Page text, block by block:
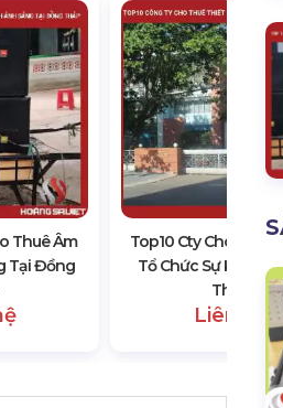
Thuê Âm
Tại Đồng
Top10 Cty Cho Thuê
Tổ Chức Sự Kiện
Tháp
Liên hệ